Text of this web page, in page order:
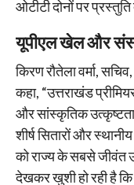
ओटीटी दोनों पर
यूपीएल खेल और
किरण रौतेला वर्मा,
कहा, “उत्तराखंड
और सांस्कृतिक
शीर्ष सितारों और
को राज्य के सबसे जीवंत
देखकर खुशी हो रही है